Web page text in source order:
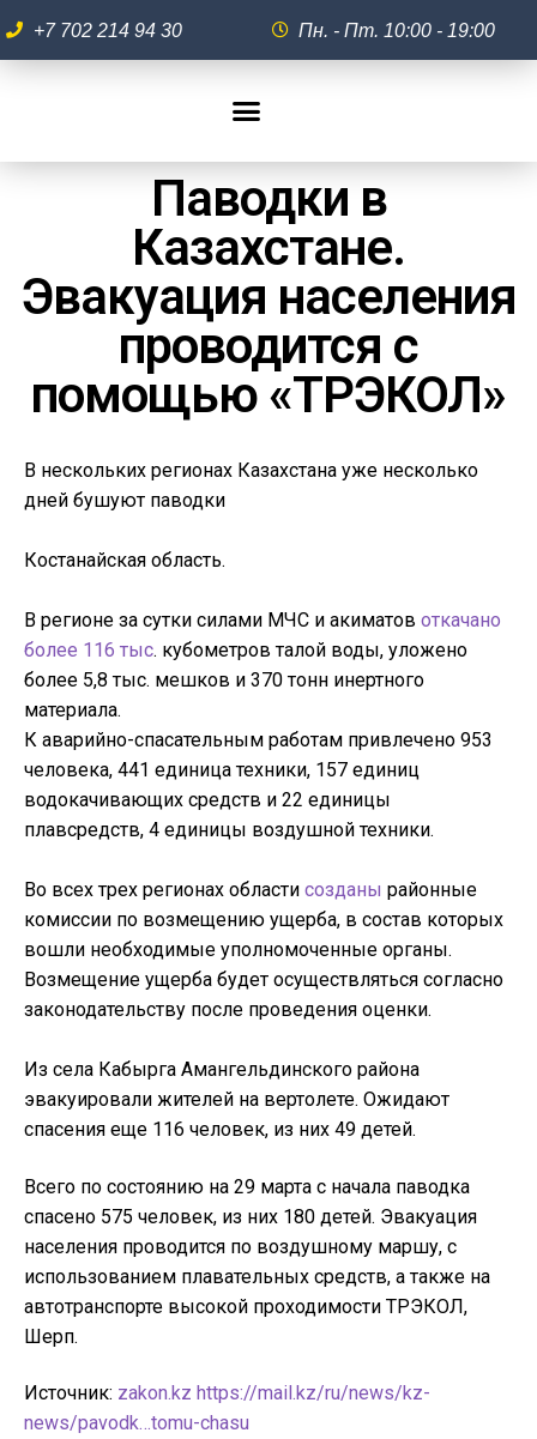
+7 702 214 94 30 Пн. - Пт. 10:00 - 19:00
Паводки в
Казахстане.
Эвакуация населения
проводится с
помощью «ТРЭКОЛ»
В нескольких регионах Казахстана уже несколько
дней бушуют паводки
Костанайская область.
В регионе за сутки силами МЧС и акиматов откачано
более 116 тыс. кубометров талой воды, уложено
более 5,8 тыс. мешков и 370 тонн инертного
материала.
К аварийно-спасательным работам привлечено 953
человека, 441 единица техники, 157 единиц
водокачивающих средств и 22 единицы
плавсредств, 4 единицы воздушной техники.
Во всех трех регионах области созданы районные
комиссии по возмещению ущерба, в состав которых
вошли необходимые уполномоченные органы.
Возмещение ущерба будет осуществляться согласно
законодательству после проведения оценки.
Из села Кабырга Амангельдинского района
эвакуировали жителей на вертолете. Ожидают
спасения еще 116 человек, из них 49 детей.
Всего по состоянию на 29 марта с начала паводка
спасено 575 человек, из них 180 детей. Эвакуация
населения проводится по воздушному маршу, с
использованием плавательных средств, а также на
автотранспорте высокой проходимости ТРЭКОЛ,
Шерп.
Источник: zakon.kz https://mail.kz/ru/news/kz-
news/pavodk…tomu-chasu